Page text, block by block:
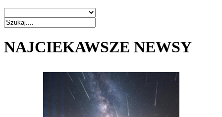
NAJCIEKAWSZE NEWSY